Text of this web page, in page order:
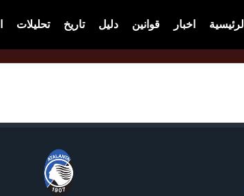
الرئيسية اخبار قوانين دليل تاريخ تحليلات